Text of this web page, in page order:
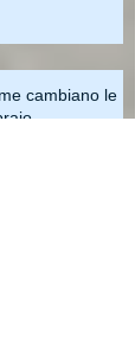
cambiano le